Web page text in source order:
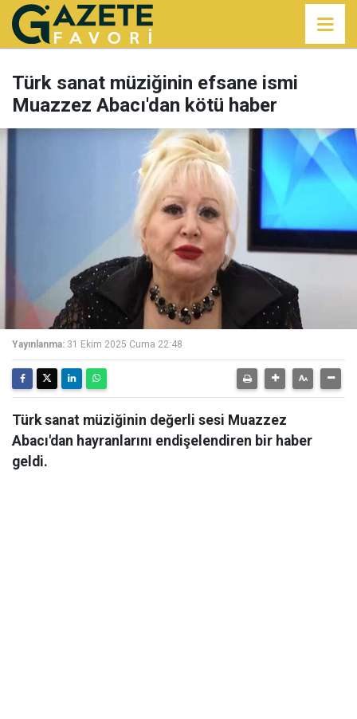
Türk sanat müziğinin efsane ismi
Muazzez Abacı'dan kötü haber
Yayınlanma: 31 Ekim 2025 Cuma 22:48
Türk sanat müziğinin değerli sesi Muazzez
Abacı'dan hayranlarını endişelendiren bir haber
geldi.